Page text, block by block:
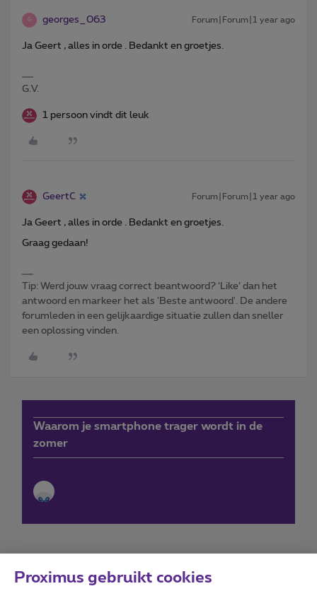
G georges_063 Forum|Forum|1 year ago
Ja Geert , alles in orde . Bedankt en groetjes.
G.V.
1 persoon vindt dit leuk
GeertC Forum|Forum|1 year ago
Ja Geert , alles in orde . Bedankt en groetjes.
Graag gedaan!
Tip: Werd jouw vraag correct beantwoord? ‘Like’ dan het
antwoord en markeer het als 'Beste antwoord'. De andere
forumleden in een gelijkaardige situatie zullen dan sneller
een oplossing vinden.
Waarom je smartphone trager wordt in de
zomer
Proximus gebruikt cookies